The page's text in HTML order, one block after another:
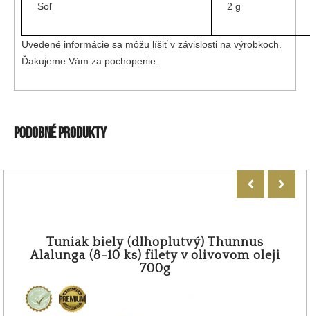
Soľ 2 g
Uvedené informácie sa môžu líšiť v závislosti na výrobkoch.
Ďakujeme Vám za pochopenie.
PODOBNÉ PRODUKTY
Tuniak biely (dlhoplutvý) Thunnus
Alalunga (8-10 ks) filety v olivovom oleji
700g